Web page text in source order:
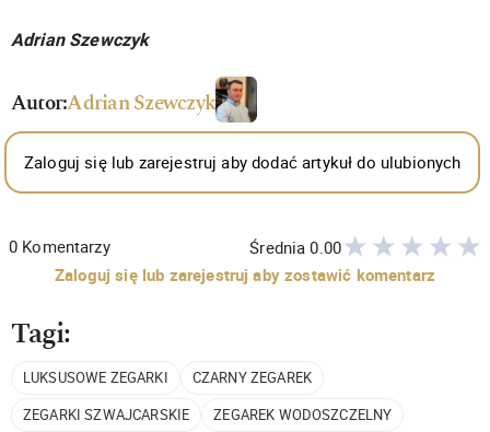
Adrian Szewczyk
Autor:Adrian Szewczyk
Zaloguj się lub zarejestruj aby dodać artykuł do ulubionych
0 Komentarzy Średnia0.00
Zaloguj się lub zarejestruj aby zostawić komentarz
Tagi:
LUKSUSOWE ZEGARKI
CZARNY ZEGAREK
ZEGARKI SZWAJCARSKIE
ZEGAREK WODOSZCZELNY